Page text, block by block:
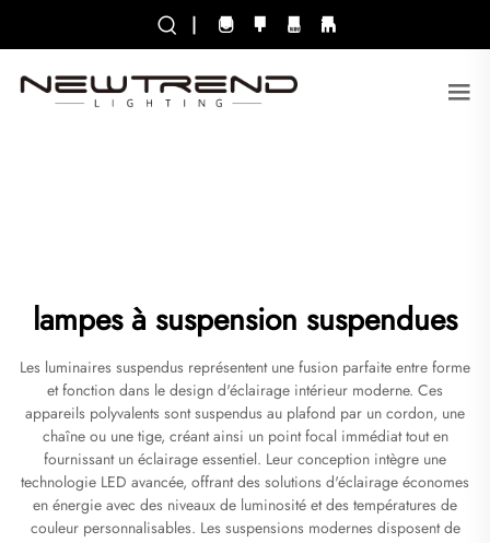
|
lampes à suspension suspendues
Les luminaires suspendus représentent une fusion parfaite entre forme
et fonction dans le design d'éclairage intérieur moderne. Ces
appareils polyvalents sont suspendus au plafond par un cordon, une
chaîne ou une tige, créant ainsi un point focal immédiat tout en
fournissant un éclairage essentiel. Leur conception intègre une
technologie LED avancée, offrant des solutions d'éclairage économes
en énergie avec des niveaux de luminosité et des températures de
couleur personnalisables. Les suspensions modernes disposent de